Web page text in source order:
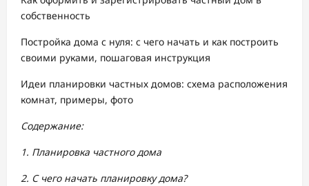
собственность
Постройка дома с нуля: с чего начать и как построить
своими руками, пошаговая инструкция
Идеи планировки частных домов: схема расположения
комнат, примеры, фото
Содержание:
1. Планировка частного дома
2. С чего начать планировку дома?